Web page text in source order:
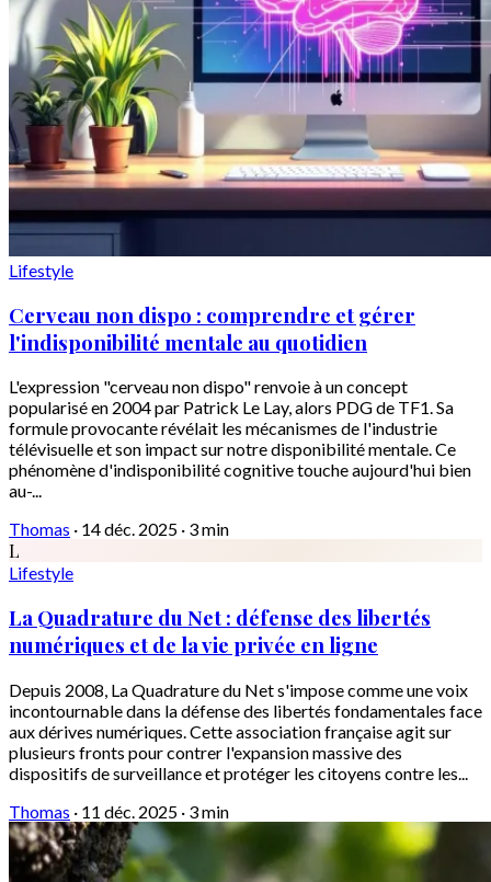
Lifestyle
Cerveau non dispo : comprendre et gérer
l'indisponibilité mentale au quotidien
L'expression "cerveau non dispo" renvoie à un concept
popularisé en 2004 par Patrick Le Lay, alors PDG de TF1. Sa
formule provocante révélait les mécanismes de l'industrie
télévisuelle et son impact sur notre disponibilité mentale. Ce
phénomène d'indisponibilité cognitive touche aujourd'hui bien
au-...
Thomas · 14 déc. 2025 · 3 min
L
Lifestyle
La Quadrature du Net : défense des libertés
numériques et de la vie privée en ligne
Depuis 2008, La Quadrature du Net s'impose comme une voix
incontournable dans la défense des libertés fondamentales face
aux dérives numériques. Cette association française agit sur
plusieurs fronts pour contrer l'expansion massive des
dispositifs de surveillance et protéger les citoyens contre les...
Thomas · 11 déc. 2025 · 3 min